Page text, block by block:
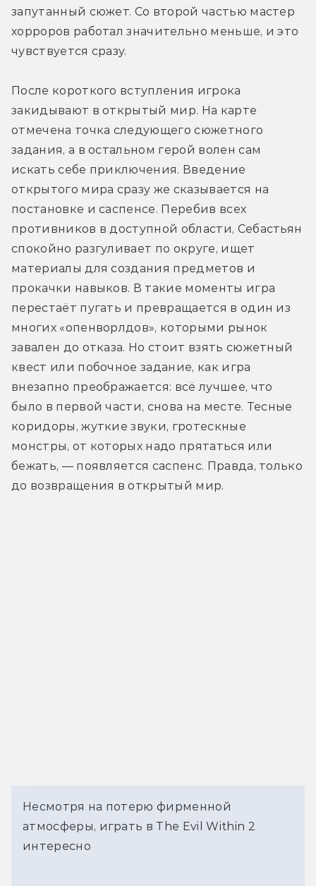
запутанный сюжет. Со второй частью мастер
хорроров работал значительно меньше, и это
чувствуется сразу.
После короткого вступления игрока
закидывают в открытый мир. На карте
отмечена точка следующего сюжетного
задания, а в остальном герой волен сам
искать себе приключения. Введение
открытого мира сразу же сказывается на
постановке и саспенсе. Перебив всех
противников в доступной области, Себастьян
спокойно разгуливает по округе, ищет
материалы для создания предметов и
прокачки навыков. В такие моменты игра
перестаёт пугать и превращается в один из
многих «опенворлдов», которыми рынок
завален до отказа. Но стоит взять сюжетный
квест или побочное задание, как игра
внезапно преображается: всё лучшее, что
было в первой части, снова на месте. Тесные
коридоры, жуткие звуки, гротескные
монстры, от которых надо прятаться или
бежать, — появляется саспенс. Правда, только
до возвращения в открытый мир.
Несмотря на потерю фирменной
атмосферы, играть в The Evil Within 2
интересно